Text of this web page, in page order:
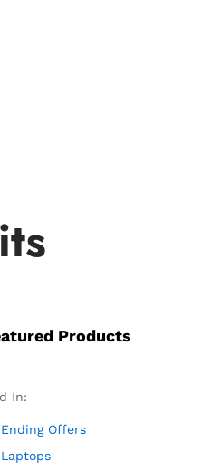
Products
In:
Ending Offers
Laptops